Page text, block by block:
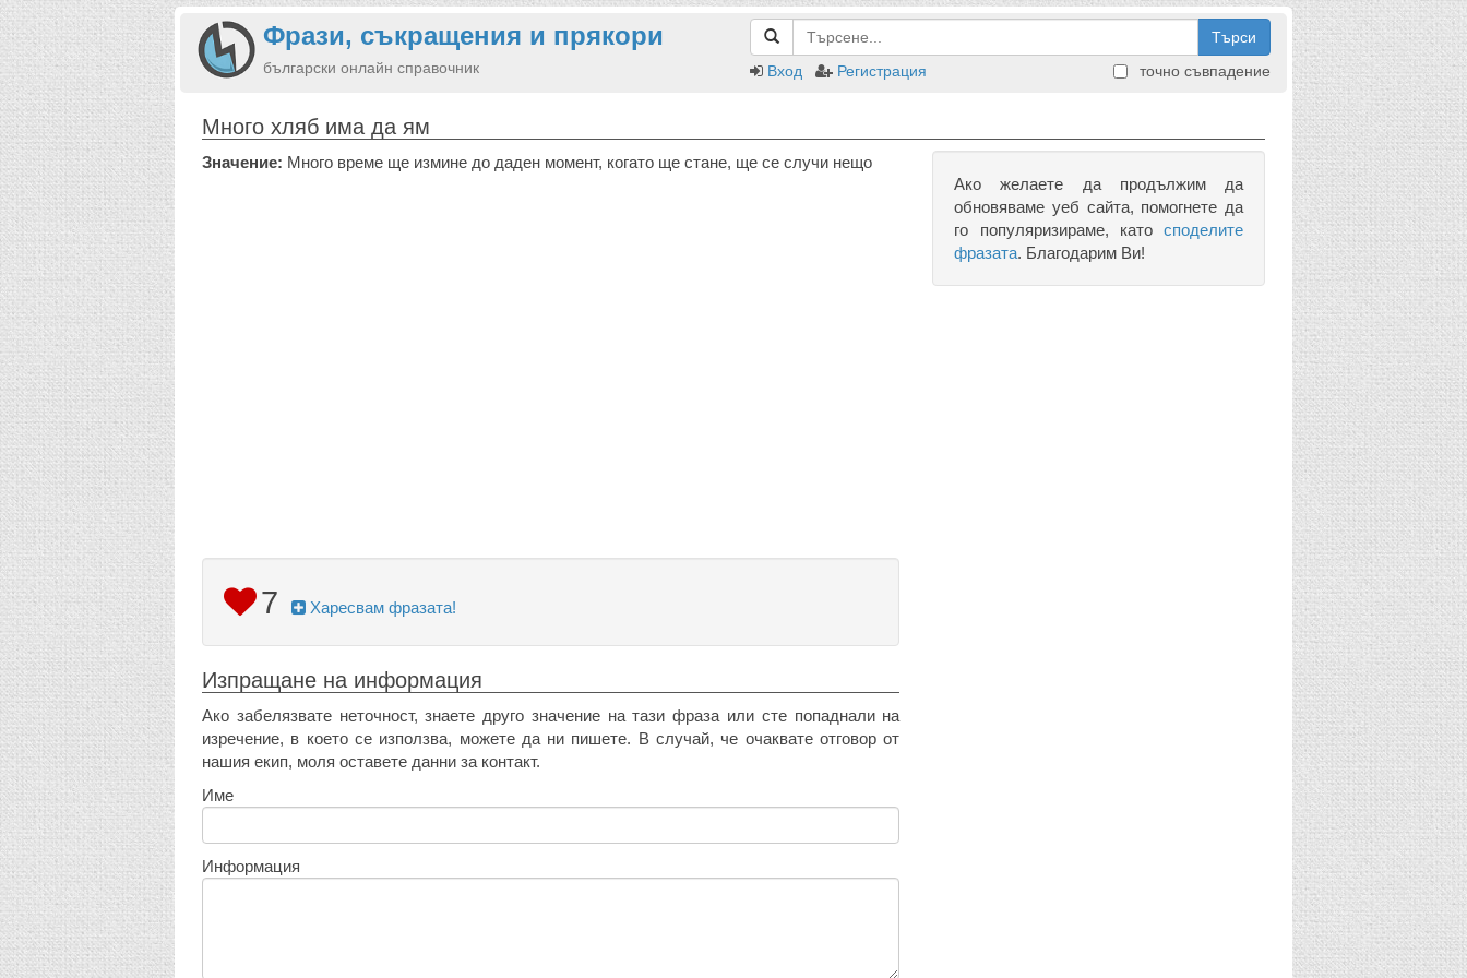
Фрази, съкращения и прякори
български онлайн справочник
Търси
Вход
Регистрация точно съвпадение
Много хляб има да ям
Значение: Много време ще измине до даден момент, когато ще стане, ще се случи нещо
7 Харесвам фразата!
Изпращане на информация
Ако забелязвате неточност, знаете друго значение на тази фраза или сте попаднали на
изречение, в което се използва, можете да ни пишете. В случай, че очаквате отговор от
нашия екип, моля оставете данни за контакт.
Име
Информация
Ако желаете да продължим да
обновяваме уеб сайта, помогнете да
го популяризираме, като споделите
фразата. Благодарим Ви!